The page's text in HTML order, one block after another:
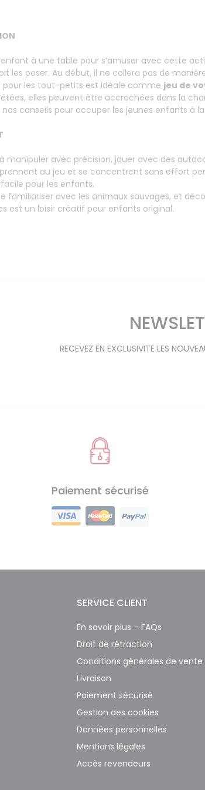
l’enfant à une table pour s’amuser avec cette
les poser. Au début, il ne collera pas de
les tout-petits est idéale comme jeu de
elles peuvent être accrochées dans la
nos conseils pour occuper les jeunes enfants à
manipuler avec précision, jouer avec des
au jeu et se concentrent sans effort
pour les enfants.
familiariser avec les animaux sauvages, et
est un loisir créatif pour enfants original.
RECEVEZ EN EXCLUSIVITE LES
Paiement sécurisé
SERVICE CLIENT
En savoir plus – FAQs
Droit de rétraction
Conditions générales de vente
Livraison
Paiement sécurisé
Gestion des cookies
Données personnelles
Mentions légales
Accès revendeurs